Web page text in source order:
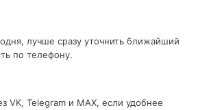
лучше сразу уточнить ближайший
по телефону.
VK, Telegram и MAX, если удобнее